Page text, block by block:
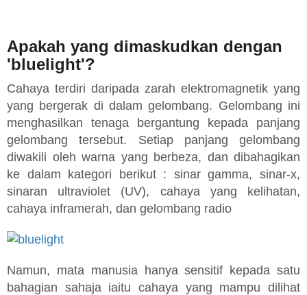
Apakah yang dimaskudkan dengan
'bluelight'?
Cahaya terdiri daripada zarah elektromagnetik yang
yang bergerak di dalam gelombang. Gelombang ini
menghasilkan tenaga bergantung kepada panjang
gelombang tersebut. Setiap panjang gelombang
diwakili oleh warna yang berbeza, dan dibahagikan
ke dalam kategori berikut : sinar gamma, sinar-x,
sinaran ultraviolet (UV), cahaya yang kelihatan,
cahaya inframerah, dan gelombang radio
Namun, mata manusia hanya sensitif kepada satu
bahagian sahaja iaitu cahaya yang mampu dilihat